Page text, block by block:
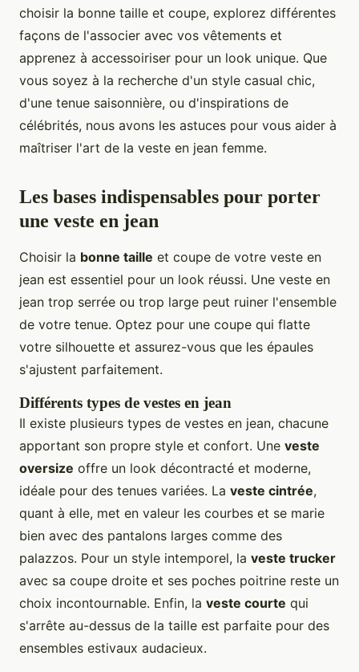
choisir la bonne taille et coupe, explorez différentes
façons de l'associer avec vos vêtements et
apprenez à accessoiriser pour un look unique. Que
vous soyez à la recherche d'un style casual chic,
d'une tenue saisonnière, ou d'inspirations de
célébrités, nous avons les astuces pour vous aider à
maîtriser l'art de la veste en jean femme.
Les bases indispensables pour porter
une veste en jean
Choisir la bonne taille et coupe de votre veste en
jean est essentiel pour un look réussi. Une veste en
jean trop serrée ou trop large peut ruiner l'ensemble
de votre tenue. Optez pour une coupe qui flatte
votre silhouette et assurez-vous que les épaules
s'ajustent parfaitement.
Différents types de vestes en jean
Il existe plusieurs types de vestes en jean, chacune
apportant son propre style et confort. Une veste
oversize offre un look décontracté et moderne,
idéale pour des tenues variées. La veste cintrée,
quant à elle, met en valeur les courbes et se marie
bien avec des pantalons larges comme des
palazzos. Pour un style intemporel, la veste trucker
avec sa coupe droite et ses poches poitrine reste un
choix incontournable. Enfin, la veste courte qui
s'arrête au-dessus de la taille est parfaite pour des
ensembles estivaux audacieux.